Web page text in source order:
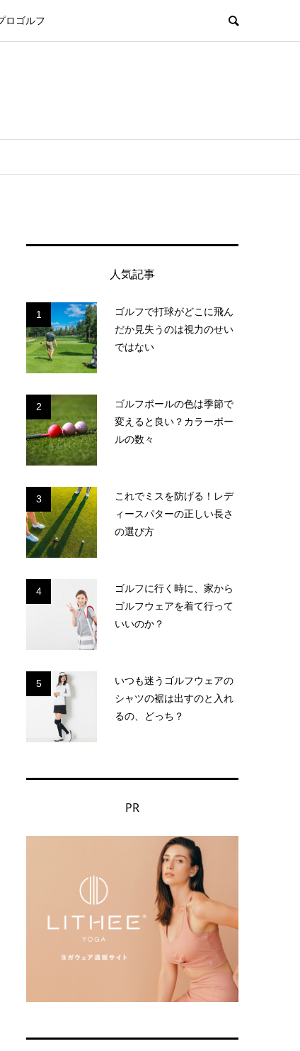
ロゴルフ
人気記事
1
ゴルフで打球がどこに飛ん
だか見失うのは視力のせい
ではない
2
ゴルフボールの色は季節で
変えると良い？カラーボー
ルの数々
3
これでミスを防げる！レデ
ィースパターの正しい長さ
の選び方
4
ゴルフに行く時に、家から
ゴルフウェアを着て行って
いいのか？
5
いつも迷うゴルフウェアの
シャツの裾は出すのと入れ
るの、どっち？
PR